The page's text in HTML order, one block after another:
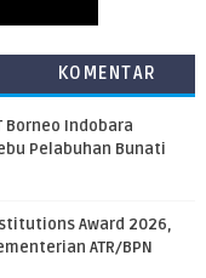
KOMENTAR
Borneo Indobara
Pelabuhan Bunati
Award 2026,
ATR/BPN